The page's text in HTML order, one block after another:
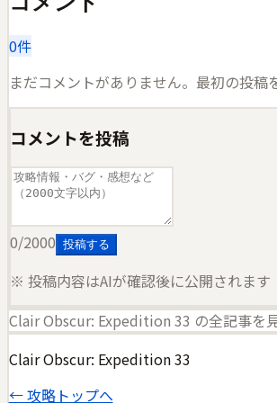
0件
まだコメントがありません。最初の投稿
コメントを投稿
0/2000 投稿する
※ 投稿内容はAIが確認後に公開されます
Clair Obscur: Expedition 33 の全記事を
Clair Obscur: Expedition 33
← 攻略トップへ